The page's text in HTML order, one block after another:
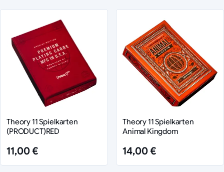
Theory 11 Spielkarten
(PRODUCT)RED
11,00 €
Theory 11 Spielkarten
Animal Kingdom
14,00 €